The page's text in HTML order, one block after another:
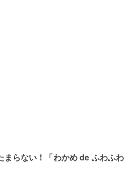
まらない！「わかめ de ふわふわ